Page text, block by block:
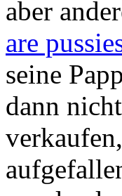
aber
are
seine
dann